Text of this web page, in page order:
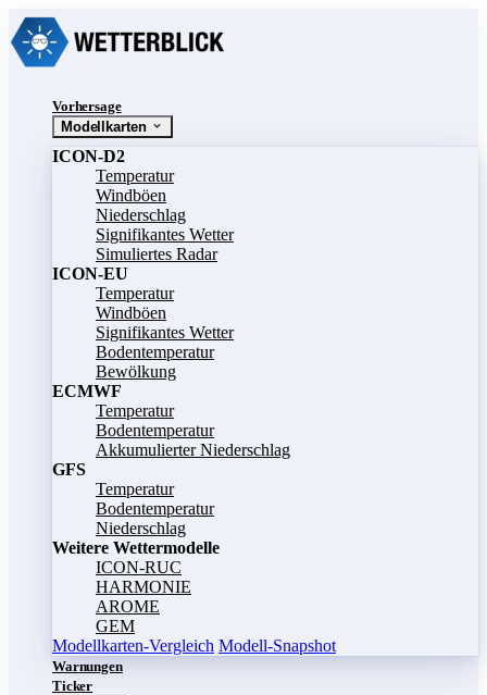
Vorhersage
Modellkarten
ICON-D2
Temperatur
Windböen
Niederschlag
Signifikantes Wetter
Simuliertes Radar
ICON-EU
Temperatur
Windböen
Signifikantes Wetter
Bodentemperatur
Bewölkung
ECMWF
Temperatur
Bodentemperatur
Akkumulierter Niederschlag
GFS
Temperatur
Bodentemperatur
Niederschlag
Weitere Wettermodelle
ICON-RUC
HARMONIE
AROME
GEM
Modellkarten-Vergleich Modell-Snapshot
Warnungen
Ticker